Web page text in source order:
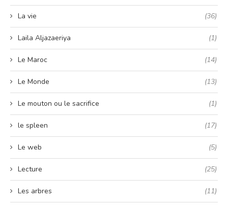
La vie (36)
Laila Aljazaeriya (1)
Le Maroc (14)
Le Monde (13)
Le mouton ou le sacrifice (1)
le spleen (17)
Le web (5)
Lecture (25)
Les arbres (11)